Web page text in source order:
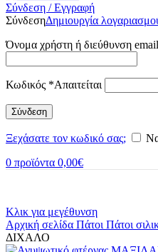
Σύνδεση / Εγγραφή
ΣύνδεσηΔημιουργία
Όνομα χρήστη ή διεύθυνση email
Κωδικός *Απαιτείται
Σύνδεση
Ξεχάσατε τον κωδικό σας;
0 προϊόντα 0,00€
Κλικ για μεγέθυνση
Αρχική σελίδα Πάτοι Πάτοι
ΔΙΧΑΛΟ